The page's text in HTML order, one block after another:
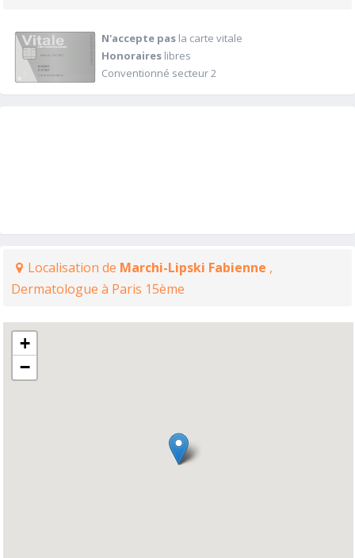
N'accepte pasla carte vitale
Honoraireslibres
Conventionné secteur 2
Localisation de Marchi-Lipski Fabienne ,
Dermatologue à Paris 15ème
+
−